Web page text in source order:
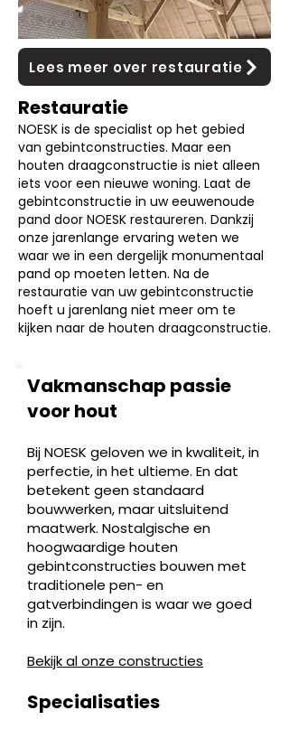
Lees meer over restauratie
Restauratie
NOESK is de specialist op het gebied
van gebintconstructies. Maar een
houten draagconstructie is niet alleen
iets voor een nieuwe woning. Laat de
gebintconstructie in uw eeuwenoude
pand door NOESK restaureren. Dankzij
onze jarenlange ervaring weten we
waar we in een dergelijk monumentaal
pand op moeten letten. Na de
restauratie van uw gebintconstructie
hoeft u jarenlang niet meer om te
kijken naar de houten draagconstructie.
Vakmanschap passie
voor hout
Bij NOESK geloven we in kwaliteit, in
perfectie, in het ultieme. En dat
betekent geen standaard
bouwwerken, maar uitsluitend
maatwerk. Nostalgische en
hoogwaardige houten
gebintconstructies bouwen met
traditionele pen- en
gatverbindingen is waar we goed
in zijn.
Bekijk al onze constructies
Specialisaties